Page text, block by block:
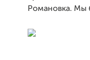
Романовка. Мы